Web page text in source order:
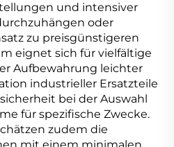
und intensiver
oder
zu preisgünstigeren
eignet sich für vielfältige
Aufbewahrung leichter
industrieller Ersatzteile
bei der Auswahl
für spezifische Zwecke.
zudem die